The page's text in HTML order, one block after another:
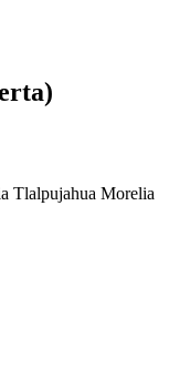
ta)
Tlalpujahua Morelia